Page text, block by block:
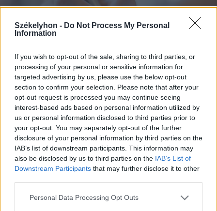
Székelyhon - Do Not Process My Personal
Information
If you wish to opt-out of the sale, sharing to third parties, or
processing of your personal or sensitive information for
targeted advertising by us, please use the below opt-out
section to confirm your selection. Please note that after your
opt-out request is processed you may continue seeing
interest-based ads based on personal information utilized by
us or personal information disclosed to third parties prior to
your opt-out. You may separately opt-out of the further
disclosure of your personal information by third parties on the
IAB’s list of downstream participants. This information may
also be disclosed by us to third parties on the IAB’s List of
Downstream Participants that may further disclose it to other
Personal Data Processing Opt Outs
2026. augusztus 07., péntek
Románul is helyt kell állni a hétfőn
kezdődő írásbeliken – így
készülhetnek a pótérettségizők